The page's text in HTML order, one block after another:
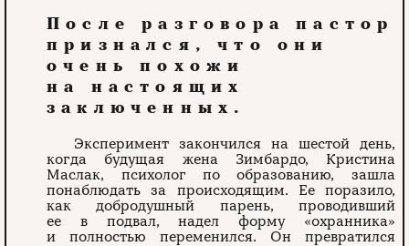
После разговора пастор
признался, что они
очень похожи
на настоящих
заключенных.
Эксперимент закончился на шестой день,
когда будущая жена Зимбардо, Кристина
Маслак, психолог по образованию, зашла
понаблюдать за происходящим. Ее поразило,
как добродушный парень, проводивший
ее в подвал, надел форму «охранника»
и полностью переменился. Он превратился